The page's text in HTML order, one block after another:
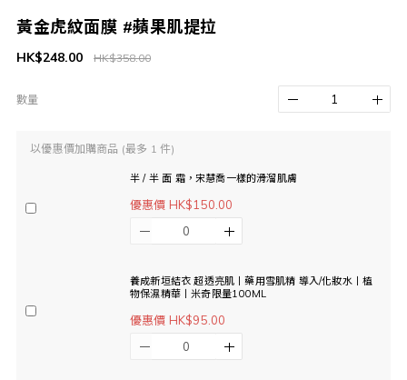
黃金虎紋面膜 #蘋果肌提拉
HK$358.00
HK$248.00
數量
以優惠價加購商品 (最多 1 件)
半 / 半 面 霜，宋慧喬一樣的滑溜肌膚
優惠價 HK$150.00
養成新垣結衣 超透亮肌丨藥用雪肌精 導入/化妝水丨植
物保濕精華丨米奇限量100ML
優惠價 HK$95.00